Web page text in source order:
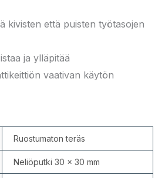
kivisten että puisten työtasojen
ja ylläpitää
vaativan käytön
Ruostumaton teräs
Neliöputki 30 × 30 mm